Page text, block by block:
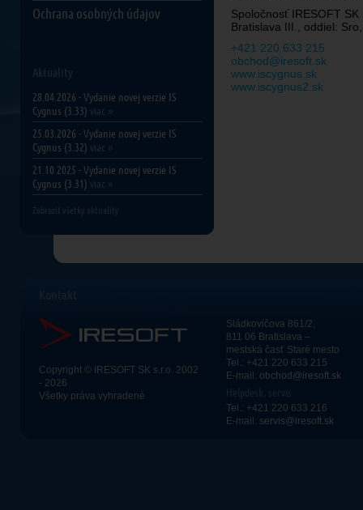
Ochrana osobných údajov
Aktuality
28.04.2026 - Vydanie novej verzie IS
Cygnus (3.33) viac »
25.03.2026 - Vydanie novej verzie IS
Cygnus (3.32) viac »
21.10.2025 - Vydanie novej verzie IS
Cygnus (3.31) viac »
Zobraziť všetky aktuality
Spoločnosť IRESOFT
Bratislava III., oddiel:
+421 220 633 215
obchod@iresoft.sk
www.iscygnus.sk
www.iscygnus2.sk
Copyright © IRESOFT SK s.r.o. 2002
- 2026
Všetky práva vyhradené
Sládkovičova 861/2,
811 06 Bratislava –
mestská časť Staré mesto
Tel.: +421 220 633 215
E-mail: obchod@iresoft.sk
Tel.: +421 220 633 216
E-mail: servis@iresoft.sk